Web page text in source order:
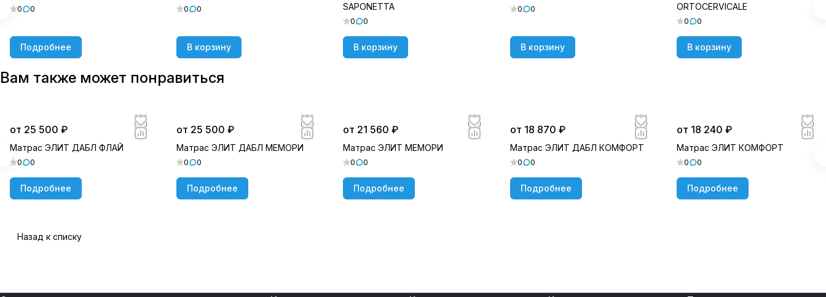
0 0
Подробнее
0 0
В корзину
SAPONETTA
0 0
В корзину
0 0
В корзину
ORTOCERVICALE
0 0
В корзину
Вам также может понравиться
от 25 500 ₽
Матрас ЭЛИТ ДАБЛ ФЛАЙ
0 0
Подробнее
от 25 500 ₽
Матрас ЭЛИТ ДАБЛ МЕМОРИ
0 0
Подробнее
от 21 560 ₽
Матрас ЭЛИТ МЕМОРИ
0 0
Подробнее
от 18 870 ₽
Матрас ЭЛИТ ДАБЛ КОМФОРТ
0 0
Подробнее
от 18 240 ₽
Матрас ЭЛИТ КОМФОРТ
0 0
Подробнее
Назад к списку